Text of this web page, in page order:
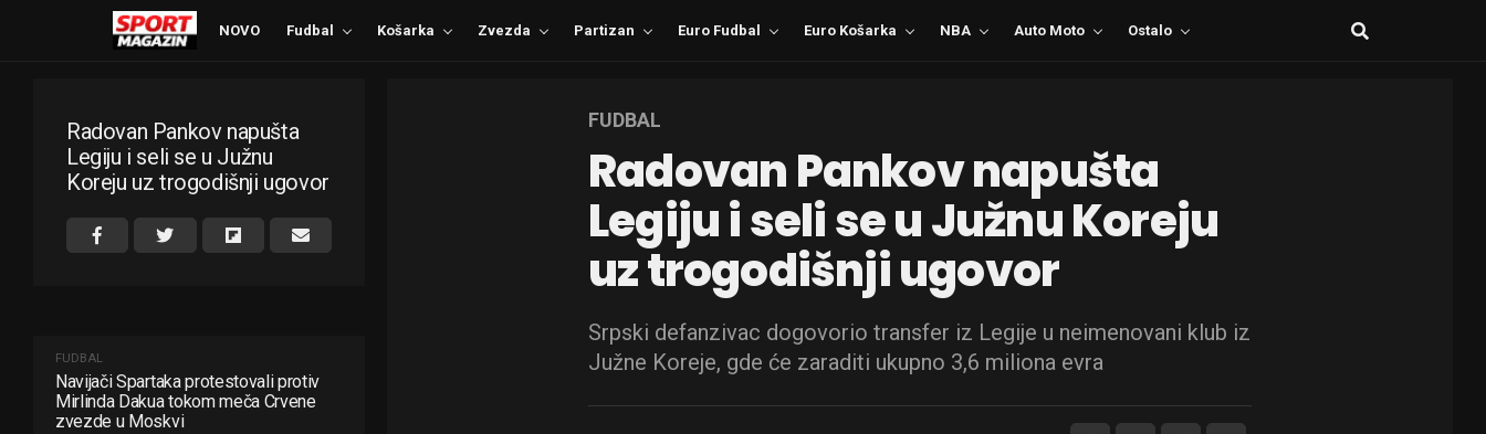
NOVO Fudbal Košarka Zvezda Partizan Euro Fudbal Euro Košarka NBA Auto Moto Ostalo
Radovan Pankov napušta
Legiju i seli se u Južnu
Koreju uz trogodišnji ugovor
FUDBAL
Navijači Spartaka protestovali protiv
Mirlinda Dakua tokom meča Crvene
zvezde u Moskvi
FUDBAL
Radovan Pankov napušta
Legiju i seli se u Južnu Koreju
uz trogodišnji ugovor
Srpski defanzivac dogovorio transfer iz Legije u neimenovani klub iz
Južne Koreje, gde će zaraditi ukupno 3,6 miliona evra